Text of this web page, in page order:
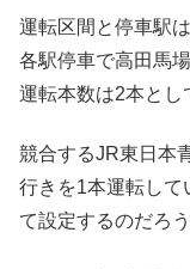
運転区間と停車駅
各駅停車で高田馬
運転本数は2本とし
競合するJR東日本
行きを1本運転して
て設定するのだろう